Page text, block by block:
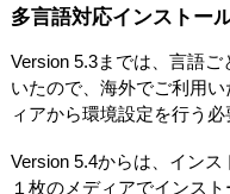
多言語対応インストー
Version 5.3までは、言語
いたので、海外でご利用
ィアから環境設定を行う必
Version 5.4からは、インス
１枚のメディアでインス